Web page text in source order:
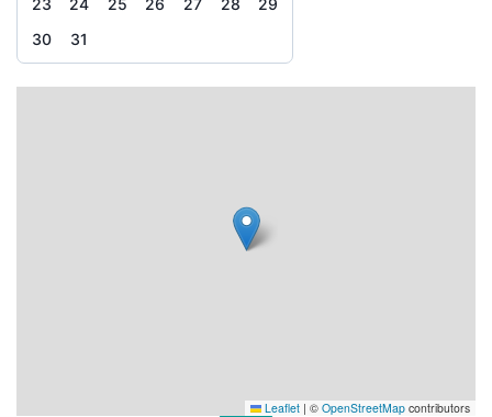
30
31
Leaflet | © OpenStreetMap contributors